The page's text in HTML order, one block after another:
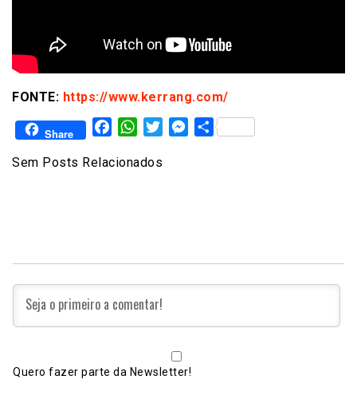
FONTE: https://www.kerrang.com/
Share FacebookWhatsAppTwitterMessenger
Share
Sem Posts Relacionados
Quero fazer parte da Newsletter!